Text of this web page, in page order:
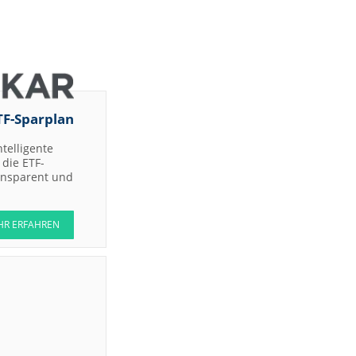
Sparplan
ETF-
und
ERFAHREN